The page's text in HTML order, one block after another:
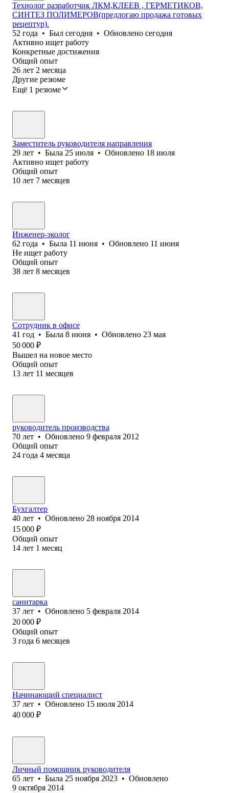
Технолог разработчик ЛКМ,КЛЕЕВ , ГЕРМЕТИКОВ,
СИНТЕЗ ПОЛИМЕРОВ(предлогаю продажа готовых
рецептур).
52 года • Был сегодня • Обновлено сегодня
Активно ищет работу
Конкретные достижения
Общий опыт
26 лет 2 месяца
Другие резюме
Ещё 1 резюме
Заместитель руководителя направления
29 лет • Была 25 июля • Обновлено 18 июля
Активно ищет работу
Общий опыт
10 лет 7 месяцев
Инженер-эколог
62 года • Была 11 июня • Обновлено 11 июня
Не ищет работу
Общий опыт
38 лет 8 месяцев
Сотрудник в офисе
41 год • Была 8 июня • Обновлено 23 мая
50 000 ₽
Вышел на новое место
Общий опыт
13 лет 11 месяцев
руководитель производства
70 лет • Обновлено 9 февраля 2012
Общий опыт
24 года 4 месяца
Бухгалтер
40 лет • Обновлено 28 ноября 2014
15 000 ₽
Общий опыт
14 лет 1 месяц
санитарка
37 лет • Обновлено 5 февраля 2014
20 000 ₽
Общий опыт
3 года 6 месяцев
Начинающий специалист
37 лет • Обновлено 15 июля 2014
40 000 ₽
Личный помощник руководителя
65 лет • Была 25 ноября 2023 • Обновлено
9 октября 2014